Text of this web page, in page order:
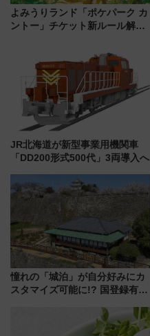
よみうりランド「ポケパーク カ
ントー」チケット新ルール解
本人確認が11月スタート
JR北海道が新型事業用機関車
「DD200形式500代」3両導入へ
憧れの「城泊」が自分好みにカ
スタマイズ可能に!? 国登録有形
にオーダーメイド型の宿泊プラ